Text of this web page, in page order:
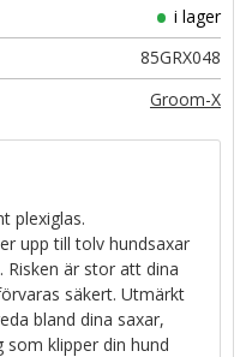
i lager
85GRX048
Groom-X
plexiglas.
upp till tolv hundsaxar
är stor att dina
säkert. Utmärkt
bland dina saxar,
som klipper din hund